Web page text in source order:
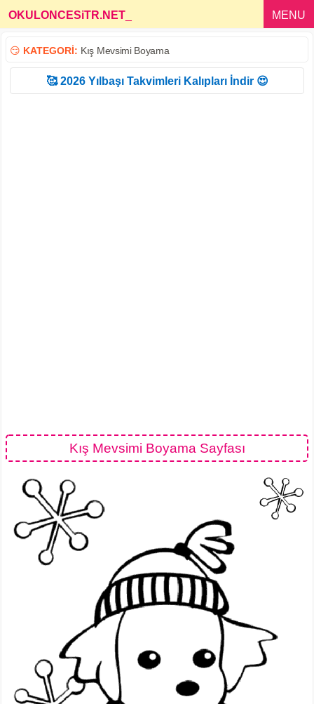
OKULONCESiTR.NET MENU
😏 KATEGORİ: Kış Mevsimi Boyama
🥰 2026 Yılbaşı Takvimleri Kalıpları İndir 😍
Kış Mevsimi Boyama Sayfası